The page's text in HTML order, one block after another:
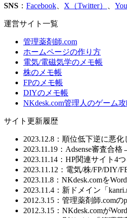
SNS ： Facebook X（Twitter）
運営サイト一覧
管理薬剤師.com
ホームページの作り方
電気/電磁気学のメモ帳
株のメモ帳
FPのメモ帳
DIYのメモ帳
NKdesk.com管理人のゲーム
サイト更新履歴
2023.12.8：順位低下逆に悪化
2023.11.19：Adsense審査合
2023.11.14：HP関連サイト4
2023.11.12：電気/株/FP/DIY/
2023.11.8：NKdesk.comを
2023.11.4：新ドメイン「
2012.3.15：管理薬剤師.comの
2012.3.15：NKdesk.comが